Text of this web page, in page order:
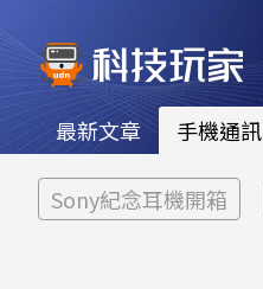
最新文章 手機通訊
Sony紀念耳機開箱